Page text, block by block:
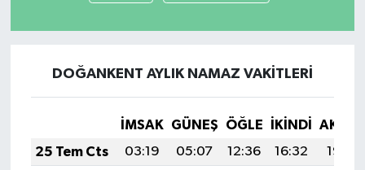
DOĞANKENT AYLIK NAMAZ VAKITLERI
İMSAK GÜNEŞ ÖĞLE İKINDI
25 Tem Cts
03:19 05:07 12:36 16:32
19:55